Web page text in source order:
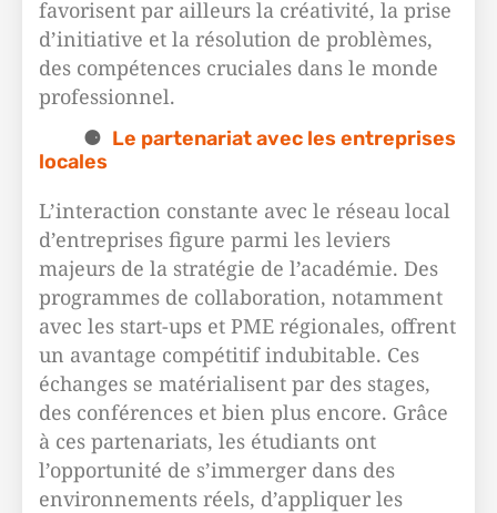
favorisent par ailleurs la créativité, la prise
d’initiative et la résolution de problèmes,
des compétences cruciales dans le monde
professionnel.
Le partenariat avec les entreprises
locales
L’interaction constante avec le réseau local
d’entreprises figure parmi les leviers
majeurs de la stratégie de l’académie. Des
programmes de collaboration, notamment
avec les start-ups et PME régionales, offrent
un avantage compétitif indubitable. Ces
échanges se matérialisent par des stages,
des conférences et bien plus encore. Grâce
à ces partenariats, les étudiants ont
l’opportunité de s’immerger dans des
environnements réels, d’appliquer les